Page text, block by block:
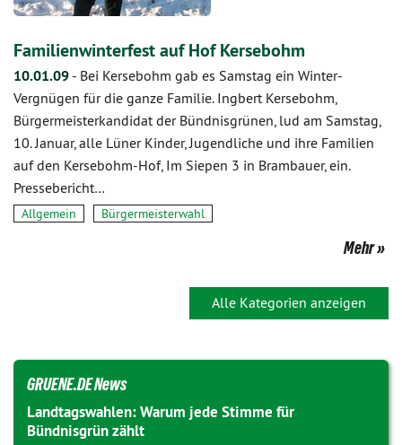
Familienwinterfest auf Hof Kersebohm
10.01.09 - Bei Kersebohm gab es Samstag ein Winter-
Vergnügen für die ganze Familie. Ingbert Kersebohm,
Bürgermeisterkandidat der Bündnisgrünen, lud am Samstag,
10. Januar, alle Lüner Kinder, Jugendliche und ihre Familien
auf den Kersebohm-Hof, Im Siepen 3 in Brambauer, ein.
Pressebericht…
Allgemein Bürgermeisterwahl
Mehr
Alle Kategorien anzeigen
GRUENE.DE News
Landtagswahlen: Warum jede Stimme für
Bündnisgrün zählt